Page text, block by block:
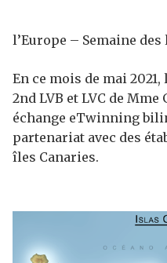
l’Europe – Semaine des
En ce mois de mai
2nd LVB et LVC de
échange eTwinning
partenariat avec des
îles Canaries.